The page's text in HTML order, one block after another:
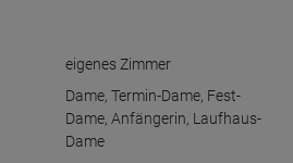
eigenes Zimmer
Dame, Termin-Dame, Fest-
Dame, Anfängerin, Laufhaus-
Dame